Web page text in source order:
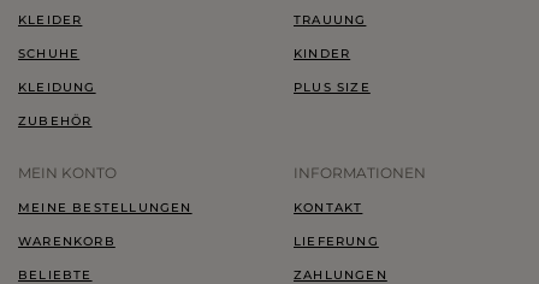
KLEIDER
SCHUHE
KLEIDUNG
ZUBEHÖR
TRAUUNG
KINDER
PLUS SIZE
MEIN KONTO
MEINE BESTELLUNGEN
WARENKORB
BELIEBTE
INFORMATIONEN
KONTAKT
LIEFERUNG
ZAHLUNGEN